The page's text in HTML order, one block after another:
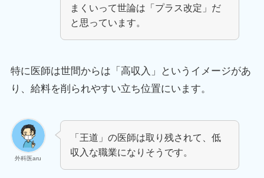
まくいって世論は「プラス改定」だ
と思っています。
特に医師は世間からは「高収入」というイメージがあ
り、給料を削られやすい立ち位置にいます。
外科医aru
「王道」の医師は取り残されて、低
収入な職業になりそうです。